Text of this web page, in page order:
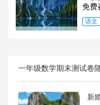
免费
语文
一年级数学期末测试卷
新